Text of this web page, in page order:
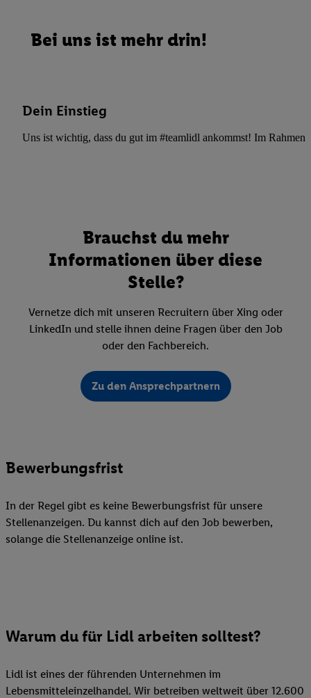
Bei uns ist mehr drin!
Dein Einstieg
Uns ist wichtig, dass du gut im #teamlidl ankommst! Im Rahmen
Brauchst du mehr
Informationen über diese
Stelle?
Vernetze dich mit unseren Recruitern über Xing oder
LinkedIn und stelle ihnen deine Fragen über den Job
oder den Fachbereich.
Zu den Ansprechpartnern
Bewerbungsfrist
In der Regel gibt es keine Bewerbungsfrist für unsere
Stellenanzeigen. Du kannst dich auf den Job bewerben,
solange die Stellenanzeige online ist.
Warum du für Lidl arbeiten solltest?
Lidl ist eines der führenden Unternehmen im
Lebensmitteleinzelhandel. Wir betreiben weltweit über 12.600